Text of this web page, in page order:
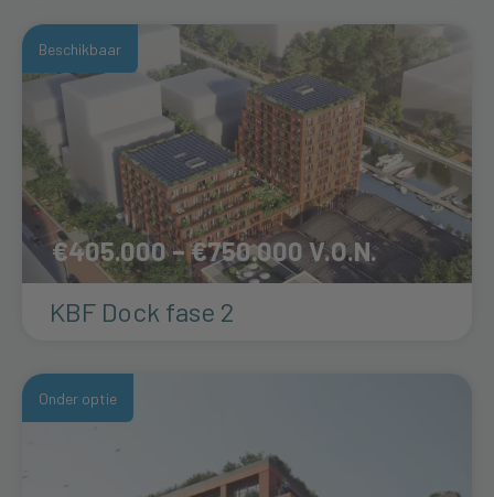
Beschikbaar
€405.000 – €750.000
KBF Dock fase 2
Onder optie